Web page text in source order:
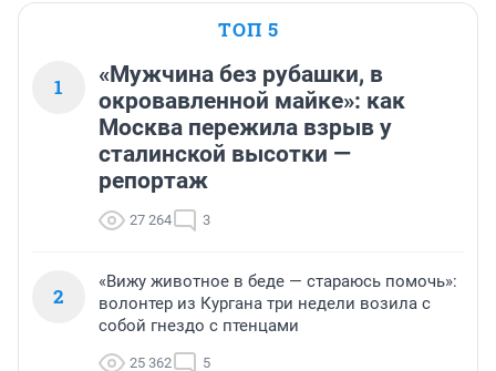
ТОП 5
1
«Мужчина без рубашки, в
окровавленной майке»: как
Москва пережила взрыв у
сталинской высотки —
репортаж
27 264 3
2
«Вижу животное в беде — стараюсь помочь»:
волонтер из Кургана три недели возила с
собой гнездо с птенцами
25 362 5